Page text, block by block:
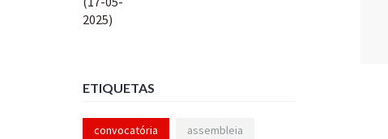
ETIQUETAS
convocatória assembleia